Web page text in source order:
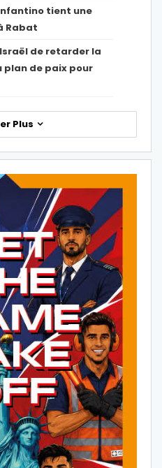
tient une
Rabat
de retarder la
plan de paix pour
Plus